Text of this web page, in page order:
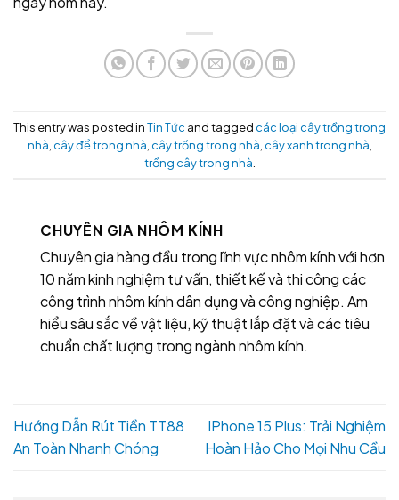
This entry was posted inTin Tức and tagged các loại cây trồng trong
nhà cây để trong nhà cây trồng trong nhà cây xanh trong nhà
trồng cây trong nhà
CHUYÊN GIA NHÔM KÍNH
Chuyên gia hàng đầu trong lĩnh vực nhôm kính với hơn
10 năm kinh nghiệm tư vấn, thiết kế và thi công các
công trình nhôm kính dân dụng và công nghiệp. Am
hiểu sâu sắc về vật liệu, kỹ thuật lắp đặt và các tiêu
chuẩn chất lượng trong ngành nhôm kính.
Hướng Dẫn Rút Tiền TT88
An Toàn Nhanh Chóng
IPhone 15 Plus: Trải Nghiệm
Hoàn Hảo Cho Mọi Nhu Cầu